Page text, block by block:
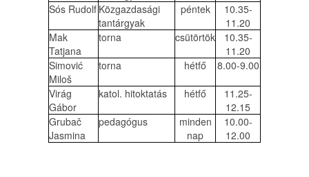
Sós Rudolf Közgazdasági
tantárgyak
péntek
10.35-
11.20
Mak
Tatjana
torna csütörtök
10.35-
11.20
Simović
Miloš
torna hétfő 8.00-9.00
Virág
Gábor
katol. hitoktatás hétfő
11.25-
12.15
Grubač
Jasmina
pedagógus
minden
nap
10.00-
12.00